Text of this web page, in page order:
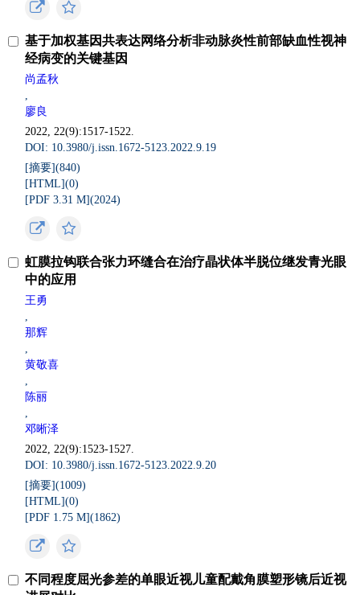
基于加权基因共表达网络分析非动脉炎性前部缺血性视神
经病变的关键基因
尚孟秋
,
廖良
2022, 22(9):1517-1522.
DOI: 10.3980/j.issn.1672-5123.2022.9.19
[摘要](840)
[HTML](0)
[PDF 3.31 M](2024)
虹膜拉钩联合张力环缝合在治疗晶状体半脱位继发青光眼
中的应用
王勇
,
那辉
,
黄敬喜
,
陈丽
,
邓晰泽
2022, 22(9):1523-1527.
DOI: 10.3980/j.issn.1672-5123.2022.9.20
[摘要](1009)
[HTML](0)
[PDF 1.75 M](1862)
不同程度屈光参差的单眼近视儿童配戴角膜塑形镜后近视